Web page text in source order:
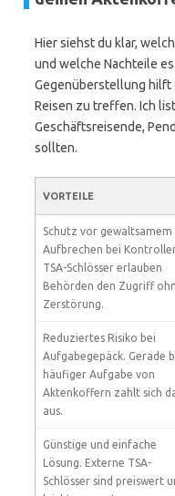
Hier siehst du klar,
und welche Nachteile
Gegenüberstellung hilft
Reisen zu treffen. Ich
Geschäftsreisende,
sollten.
VORTEILE
Schutz vor gewaltsamem
Aufbrechen bei
TSA-Schlösser erlauben
Behörden den Zugriff
Zerstörung.
Reduziertes Risiko bei
Aufgabegepäck. Gerade
häufiger Aufgabe von
Aktenkoffern zahlt sich
aus.
Günstige und einfache
Lösung. Externe TSA-
Schlösser sind preiswert